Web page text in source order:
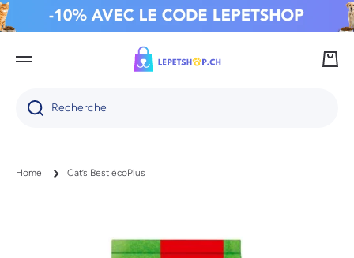
IGNORER ET PASSER AU CONTENU
Recherche
Home Cat’s Best écoPlus